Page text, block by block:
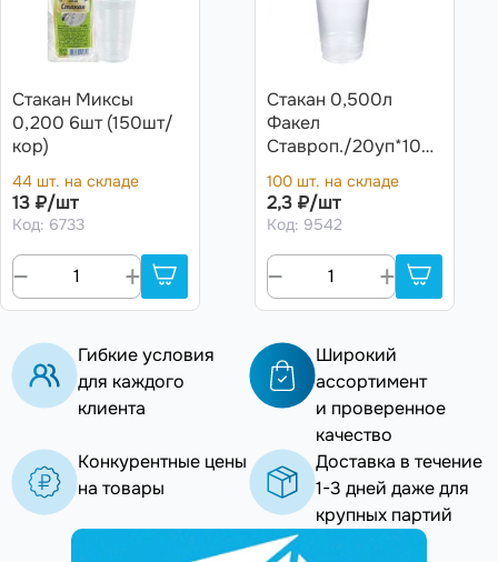
Стакан Миксы
0,200 6шт (150шт/
кор)
44 шт. на складе
13 ₽/шт
Код: 6733
Стакан 0,500л
Факел
Ставроп./20уп*100
100 шт. на складе
2,3 ₽/шт
Код: 9542
Гибкие условия
для каждого
клиента
Широкий
ассортимент
и проверенное
качество
Конкурентные цены
на товары
Доставка в течение
1-3 дней даже для
крупных партий